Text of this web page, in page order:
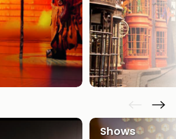
Shows